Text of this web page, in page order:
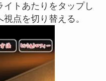
トあたりをタップし
点を切り替える。